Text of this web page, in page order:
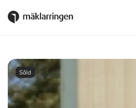
Såld